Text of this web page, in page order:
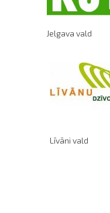
Jelgava vald
Līvāni vald